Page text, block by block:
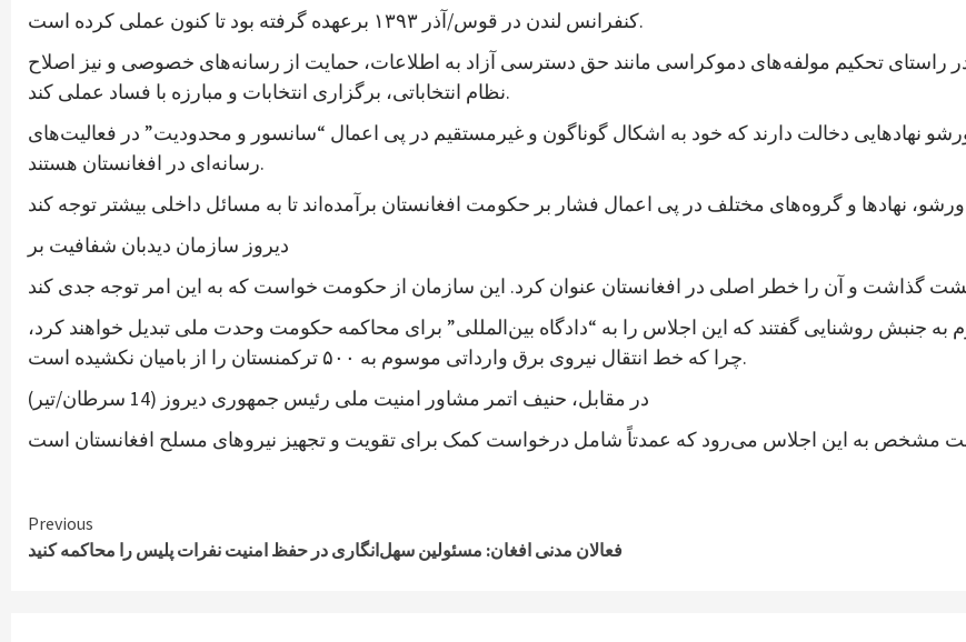
کنفرانس لندن در قوس/آذر ۱۳۹۳ برعهده گرفته بود تا کنون عملی کرده است.
راستای تحکیم مولفه‌های دموکراسی مانند حق دسترسی آزاد به اطلاعات، حمایت از رسانه‌های خصوصی و نیز اصلاح
نظام انتخاباتی، برگزاری انتخابات و مبارزه با فساد عملی کند.
نهادهایی دخالت دارند که خود به اشکال گوناگون و غیرمستقیم در پی اعمال “سانسور و محدودیت” در فعالیت‌های
رسانه‌ای در افغانستان هستند.
دیروز سازمان دیدبان شفافیت بر
جنبش روشنایی گفتند که این اجلاس را به “دادگاه بین‌المللی” برای محاکمه حکومت وحدت ملی تبدیل خواهند کرد،
چرا که خط انتقال نیروی برق وارداتی موسوم به ۵۰۰ ترکمنستان را از بامیان نکشیده است.
در مقابل، حنیف اتمر مشاور امنیت ملی رئیس جمهوری دیروز (14 سرطان/تیر)
Continue
Reading
Previous
فعالان مدنی افغان: مسئولین سهل‌انگاری در حفظ امنیت نفرات پلیس را محاکمه کنید